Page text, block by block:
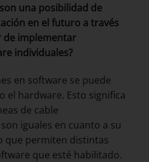
una posibilidad de
en el futuro a través
de implementar
individuales?
en software se puede
el hardware. Esto significa
de cable
iguales en cuanto a su
que permiten distintas
que esté habilitado.